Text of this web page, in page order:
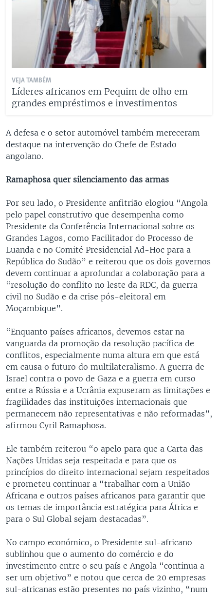
VEJA TAMBÉM
Líderes africanos em Pequim de olho em
grandes empréstimos e investimentos
A defesa e o setor automóvel também mereceram
destaque na intervenção do Chefe de Estado
angolano.
Ramaphosa quer silenciamento das armas
Por seu lado, o Presidente anfitrião elogiou “Angola
pelo papel construtivo que desempenha como
Presidente da Conferência Internacional sobre os
Grandes Lagos, como Facilitador do Processo de
Luanda e no Comité Presidencial Ad-Hoc para a
República do Sudão” e reiterou que os dois governos
devem continuar a aprofundar a colaboração para a
“resolução do conflito no leste da RDC, da guerra
civil no Sudão e da crise pós-eleitoral em
Moçambique”.
“Enquanto países africanos, devemos estar na
vanguarda da promoção da resolução pacífica de
conflitos, especialmente numa altura em que está
em causa o futuro do multilateralismo. A guerra de
Israel contra o povo de Gaza e a guerra em curso
entre a Rússia e a Ucrânia expuseram as limitações e
fragilidades das instituições internacionais que
permanecem não representativas e não reformadas”,
afirmou Cyril Ramaphosa.
Ele também reiterou “o apelo para que a Carta das
Nações Unidas seja respeitada e para que os
princípios do direito internacional sejam respeitados
e prometeu continuar a “trabalhar com a União
Africana e outros países africanos para garantir que
os temas de importância estratégica para África e
para o Sul Global sejam destacadas”.
No campo económico, o Presidente sul-africano
sublinhou que o aumento do comércio e do
investimento entre o seu país e Angola “continua a
ser um objetivo” e notou que cerca de 20 empresas
sul-africanas estão presentes no país vizinho, “num